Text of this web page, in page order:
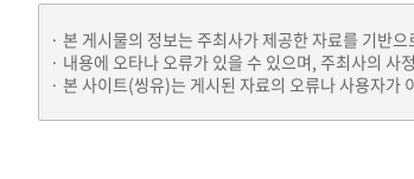
본 게시물의 정보는 주최사가 제공한 자료를 기반
내용에 오타나 오류가 있을 수 있으며, 주최사의 사
본 사이트(씽유)는 게시된 자료의 오류나 사용자가